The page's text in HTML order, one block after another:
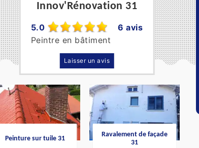
Innov'Rénovation 31
5.0
6 avis
Peintre en bâtiment
Laisser un avis
Peinture sur tuile 31
Ravalement de façade
31